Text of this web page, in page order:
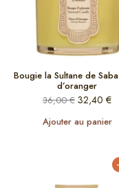
Bougie la Sultane de
d’oranger
36,00€ 32,40 €
Ajouter au panier